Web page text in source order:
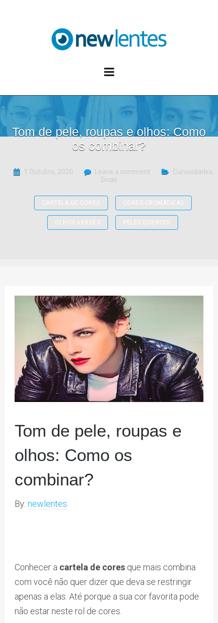
Tom de pele, roupas e olhos: Como
os combinar?
1 Outubro, 2020 Leave a comment Curiosidades,
Dicas
CARTELA DE CORES CORES CROMÁTICAS
OLHOS VERDES PELES QUENTES
Tom de pele, roupas e
olhos: Como os
combinar?
By: newlentes
Conhecer a cartela de cores que mais combina
com você não quer dizer que deva se restringir
apenas a elas. Até porque a sua cor favorita pode
não estar neste rol de cores.